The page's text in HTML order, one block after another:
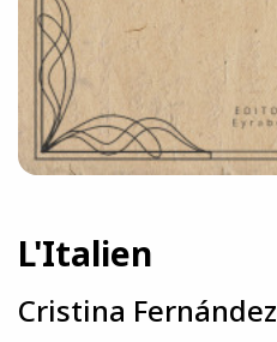
L'Italien
Cristina Fernández